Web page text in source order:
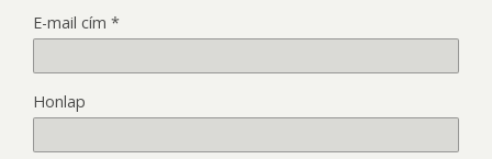
E-mail cím *
Honlap